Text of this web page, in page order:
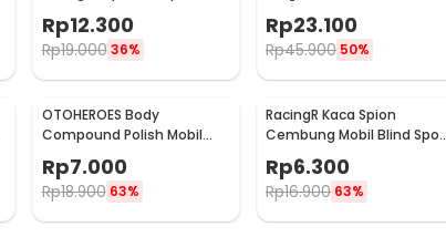
Buckle U-Type 2.7M - JL30
Rp12.300
Rp19.000 36%
Stetoskop Mesin Mobil -
W80582
Rp23.100
Rp45.900 50%
OTOHEROES Body
Compound Polish Mobil
with Spons - YYC-508
Rp7.000
Rp18.900 63%
RacingR Kaca Spion
Cembung Mobil Blind Spot
Wide Angle 50mm 2 Pcs -
J0027
Rp6.300
Rp16.900 63%